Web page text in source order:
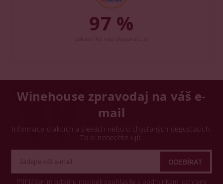
97 %
Winehouse zpravodaj na váš e-
mail
Informace o akcích a slevách nebo o chystaných degustacích.
To si nenechte ujít.
Přihlášením odběru novinek souhlasíte s podmínkami ochrany